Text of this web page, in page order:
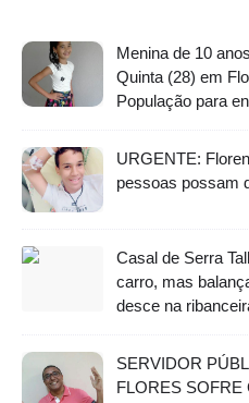
Menina de 10
Quinta (28) em
População para
URGENTE:
pessoas possam
Casal de Serra
carro, mas
desce na
SERVIDOR
FLORES SOFRE